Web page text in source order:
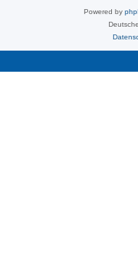
Powered by